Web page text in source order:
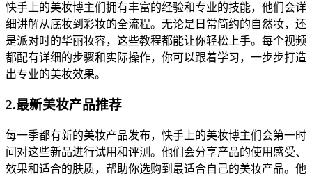
快手上的美妆博主们拥有丰富的经验和专业的技能，他们会详
细讲解从底妆到彩妆的全流程。无论是日常简约的自然妆，还
是派对时的华丽妆容，这些教程都能让你轻松上手。每个视频
都配有详细的步骤和实际操作，你可以跟着学习，一步步打造
出专业的美妆效果。
2.最新美妆产品推荐
每一季都有新的美妆产品发布，快手上的美妆博主们会第一时
间对这些新品进行试用和评测。他们会分享产品的使用感受、
效果和适合的肤质，帮助你选购到最适合自己的美妆产品。他